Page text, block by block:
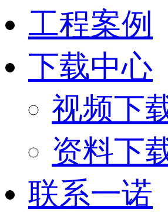
工程案例
下载中心
视频下
资料下
联系一诺